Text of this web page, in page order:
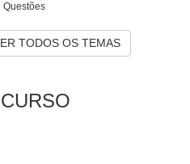
Questões
TODOS OS TEMAS